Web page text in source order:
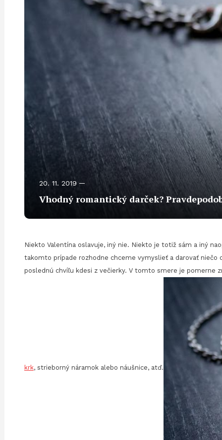
20. 11. 2019
Vhodný romantický darček?
Niekto Valentína oslavuje, iný nie. Niekto je totiž sám a iný
takomto prípade rozhodne chceme vymyslieť a darovať niečo
poslednú chvíľu kdesi z večierky. V tomto smere je pomerne
krk, strieborný náramok alebo náušnice, atď.